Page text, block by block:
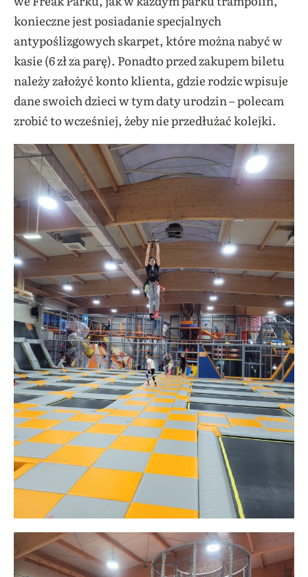
konieczne jest posiadanie specjalnych
antypoślizgowych skarpet, które można nabyć w
kasie (6 zł za parę). Ponadto przed zakupem biletu
należy założyć konto klienta, gdzie rodzic wpisuje
dane swoich dzieci w tym daty urodzin – polecam
zrobić to wcześniej, żeby nie przedłużać kolejki.